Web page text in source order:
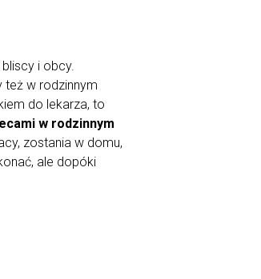
i obcy.
też w rodzinnym
do lekarza, to
w rodzinnym
zostania w domu,
ale dopóki